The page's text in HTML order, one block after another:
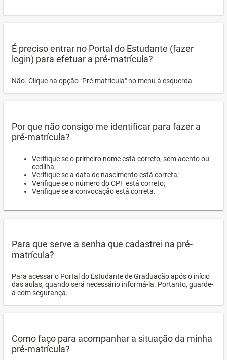
É preciso entrar no Portal do Estudante (fazer
login) para efetuar a pré-matrícula?
Não. Clique na opção "Pré-matrícula" no menu à esquerda.
Por que não consigo me identificar para fazer a
pré-matrícula?
Verifique se o primeiro nome está correto, sem acento ou
cedilha;
Verifique se a data de nascimento está correta;
Verifique se o número do CPF está correto;
Verifique se a convocação está correta.
Para que serve a senha que cadastrei na pré-
matrícula?
Para acessar o Portal do Estudante de Graduação após o início
das aulas, quando será necessário informá-la. Portanto, guarde-
a com segurança.
Como faço para acompanhar a situação da minha
pré-matrícula?